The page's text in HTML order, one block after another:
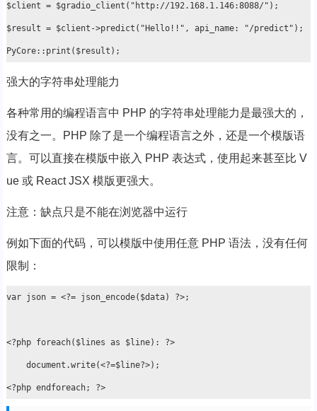
$client = $gradio_client("http://192.168.1.146:8088/");
$result = $client->predict("Hello!!", api_name: "/predict");
强大的字符串处理能力
各种常用的编程语言中 PHP 的字符串处理能力是最强大的，
没有之一。PHP 除了是一个编程语言之外，还是一个模版语
言。可以直接在模版中嵌入 PHP 表达式，使用起来甚至比 V
ue 或 React JSX 模版更强大。
注意：缺点只是不能在浏览器中运行
例如下面的代码，可以模版中使用任意 PHP 语法，没有任何
限制：
var json = <?= json_encode($data) ?>;
<?php foreach($lines as $line): ?>
    document.write(<?=$line?>);
<?php endforeach; ?>